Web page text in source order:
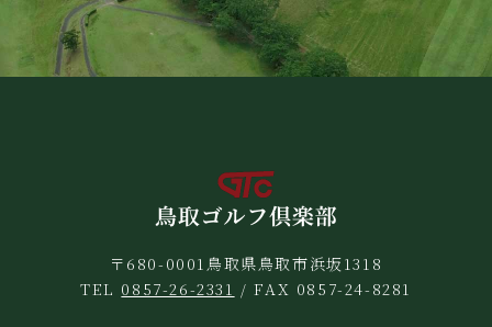
〒680-0001鳥取県鳥取市浜坂1318
TEL 0857-26-2331 / FAX 0857-24-8281